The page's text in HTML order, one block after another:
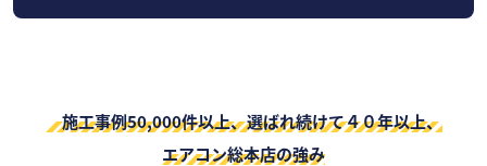
施工事例50,000件以上、選ばれ続けて４０年以上、
エアコン総本店の強み